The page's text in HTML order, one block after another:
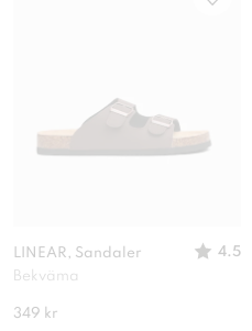
LINEAR, Sandaler
4.5
Bekväma
349 kr